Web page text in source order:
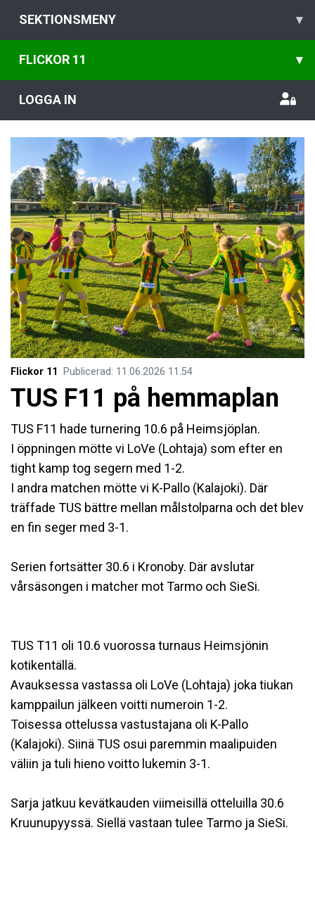
SEKTIONSMENY ▾
FLICKOR 11 ▾
LOGGA IN
Flickor 11 Publicerad: 11.06.2026 11.54
TUS F11 på hemmaplan
TUS F11 hade turnering 10.6 på Heimsjöplan.
I öppningen mötte vi LoVe (Lohtaja) som efter en
tight kamp tog segern med 1-2.
I andra matchen mötte vi K-Pallo (Kalajoki). Där
träffade TUS bättre mellan målstolparna och det blev
en fin seger med 3-1.
Serien fortsätter 30.6 i Kronoby. Där avslutar
vårsäsongen i matcher mot Tarmo och SieSi.
TUS T11 oli 10.6 vuorossa turnaus Heimsjönin
kotikentällä.
Avauksessa vastassa oli LoVe (Lohtaja) joka tiukan
kamppailun jälkeen voitti numeroin 1-2.
Toisessa ottelussa vastustajana oli K-Pallo
(Kalajoki). Siinä TUS osui paremmin maalipuiden
väliin ja tuli hieno voitto lukemin 3-1.
Sarja jatkuu kevätkauden viimeisillä otteluilla 30.6
Kruunupyyssä. Siellä vastaan tulee Tarmo ja SieSi.